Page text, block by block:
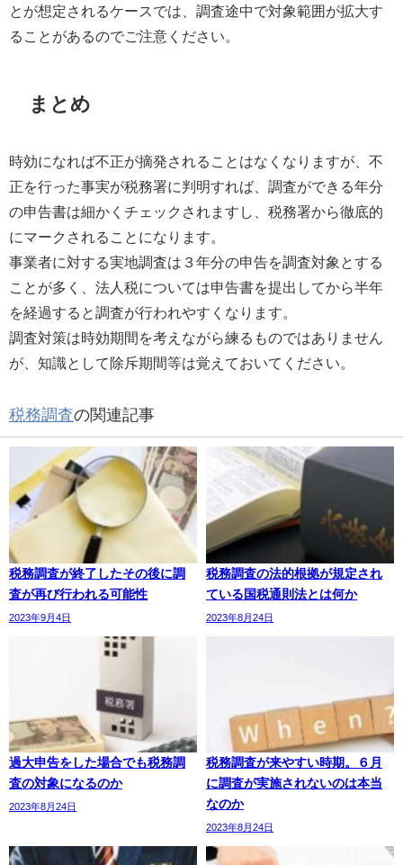
とが想定されるケースでは、調査途中で対象範囲が拡大す
ることがあるのでご注意ください。
まとめ
時効になれば不正が摘発されることはなくなりますが、不
正を行った事実が税務署に判明すれば、調査ができる年分
の申告書は細かくチェックされますし、税務署から徹底的
にマークされることになります。
事業者に対する実地調査は３年分の申告を調査対象とする
ことが多く、法人税については申告書を提出してから半年
を経過すると調査が行われやすくなります。
調査対策は時効期間を考えながら練るものではありません
が、知識として除斥期間等は覚えておいてください。
税務調査の関連記事
税務調査が終了したその後に調
査が再び行われる可能性
2023年9月4日
税務調査の法的根拠が規定され
ている国税通則法とは何か
2023年8月24日
過大申告をした場合でも税務調
査の対象になるのか
2023年8月24日
税務調査が来やすい時期。６月
に調査が実施されないのは本当
なのか
2023年8月24日